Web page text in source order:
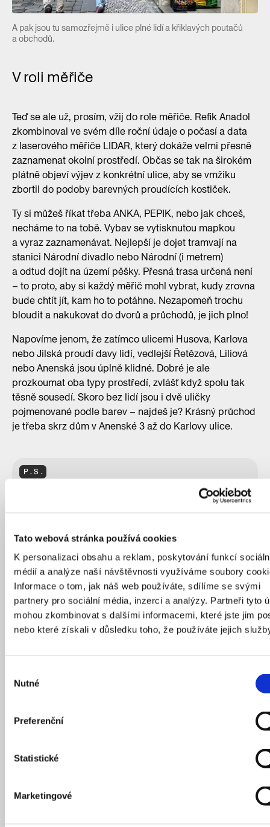
Tato webová stránka používá cookies
K personalizaci obsahu a reklam, poskytování funkcí
médií a analýze naší návštěvnosti využíváme soubory
Informace o tom, jak náš web používáte, sdílíme se svými
partnery pro sociální média, inzerci a analýzy. Partneři tyto
mohou zkombinovat s dalšími informacemi, které jste jim
nebo které získali v důsledku toho, že používáte jejich
souhlasu
Nutné
Preferenční
Statistické
Marketingové
A pak jsou tu samozřejmě i ulice plné lidí a křiklavých poutačů
a obchodů.
V roli měřiče
Teď se ale už, prosím, vžij do role měřiče. Refik Anadol
zkombinoval ve svém díle roční údaje o počasí a data
z laserového měřiče LIDAR, který dokáže velmi přesně
zaznamenat okolní prostředí. Občas se tak na širokém
plátně objeví výjev z konkrétní ulice, aby se vmžiku
zbortil do podoby barevných proudících kostiček.
Ty si můžeš říkat třeba ANKA, PEPIK, nebo jak chceš,
necháme to na tobě. Vybav se vytisknutou mapkou
a vyraz zaznamenávat. Nejlepší je dojet tramvají na
stanici Národní divadlo nebo Národní (i metrem)
a odtud dojít na území pěšky. Přesná trasa určená není
– to proto, aby si každý měřič mohl vybrat, kudy zrovna
bude chtít jít, kam ho to potáhne. Nezapomeň trochu
bloudit a nakukovat do dvorů a průchodů, je jich plno!
Napovíme jenom, že zatímco ulicemi Husova, Karlova
nebo Jilská proudí davy lidí, vedlejší Řetězová, Liliová
nebo Anenská jsou úplně klidné. Dobré je ale
prozkoumat oba typy prostředí, zvlášť když spolu tak
těsně sousedí. Skoro bez lidí jsou i dvě uličky
pojmenované podle barev – najdeš je? Krásný průchod
je třeba skrz dům v Anenské 3 až do Karlovy ulice.
P.S.
Znáš knížky o Rychlých Šípech (nebo tvoji rodiče)?
Odkaz Stínadel ve staré Praze pořád žije. Možná
vzkazové dveře se žlutým květem, stačí se jen dívat!